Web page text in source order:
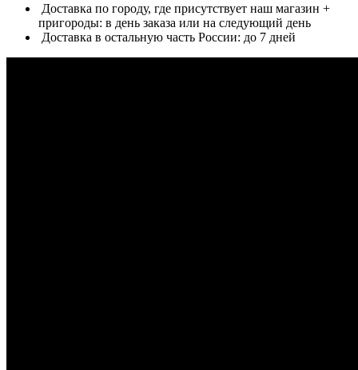
Доставка по городу, где присутствует наш магазин +
пригороды: в день заказа или на следующий день
Доставка в остальную часть России: до 7 дней